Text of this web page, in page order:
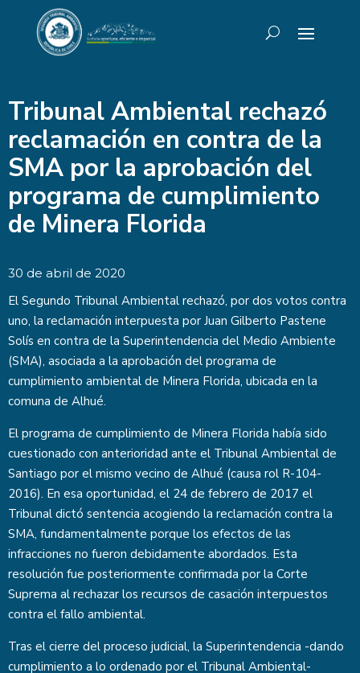
Tribunal Ambiental rechazó
reclamación en contra de la
SMA por la aprobación del
programa de cumplimiento
de Minera Florida
30 de abril de 2020
El Segundo Tribunal Ambiental rechazó, por dos votos contra
uno, la reclamación interpuesta por Juan Gilberto Pastene
Solís en contra de la Superintendencia del Medio Ambiente
(SMA), asociada a la aprobación del programa de
cumplimiento ambiental de Minera Florida, ubicada en la
comuna de Alhué.
El programa de cumplimiento de Minera Florida había sido
cuestionado con anterioridad ante el Tribunal Ambiental de
Santiago por el mismo vecino de Alhué (causa rol R-104-
2016). En esa oportunidad, el 24 de febrero de 2017 el
Tribunal dictó sentencia acogiendo la reclamación contra la
SMA, fundamentalmente porque los efectos de las
infracciones no fueron debidamente abordados. Esta
resolución fue posteriormente confirmada por la Corte
Suprema al rechazar los recursos de casación interpuestos
contra el fallo ambiental.
Tras el cierre del proceso judicial, la Superintendencia -dando
cumplimiento a lo ordenado por el Tribunal Ambiental-